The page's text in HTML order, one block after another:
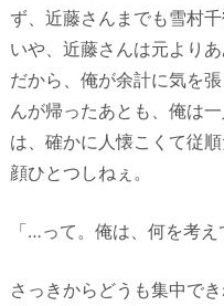
ず、近藤さんまでも雪村
いや、近藤さんは元よりあ
だから、俺が余計に気を
んが帰ったあとも、俺は
は、確かに人懐こくて従
顔ひとつしねぇ。
「…って。俺は、何を考え
さっきからどうも集中でき